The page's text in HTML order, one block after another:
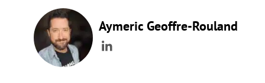
Aymeric Geoffre-Rouland
LinkedIn